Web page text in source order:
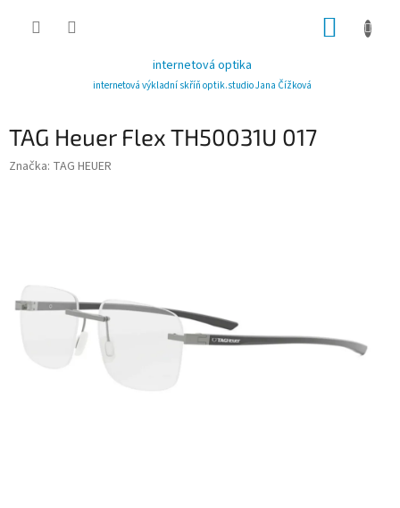
internetová optika
internetová výkladní skříň optik.studio Jana Čížková
TAG Heuer Flex TH50031U 017
Značka: TAG HEUER